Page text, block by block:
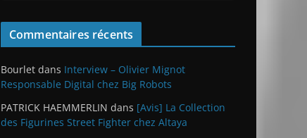
Commentaires récents
Bourlet dans Interview – Olivier Mignot
Responsable Digital chez Big Robots
PATRICK HAEMMERLIN dans [Avis] La Collection
des Figurines Street Fighter chez Altaya